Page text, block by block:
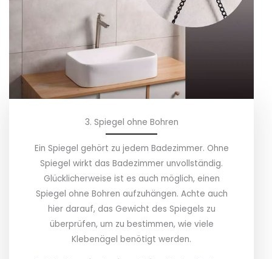
3. Spiegel ohne Bohren
Ein Spiegel gehört zu jedem Badezimmer. Ohne
Spiegel wirkt das Badezimmer unvollständig.
Glücklicherweise ist es auch möglich, einen
Spiegel ohne Bohren aufzuhängen. Achte auch
hier darauf, das Gewicht des Spiegels zu
überprüfen, um zu bestimmen, wie viele
Klebenägel benötigt werden.